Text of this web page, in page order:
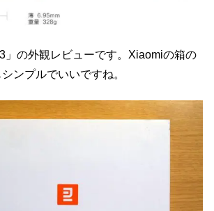
」の外観レビューです。Xiaomiの箱の
ンプルでいいですね。